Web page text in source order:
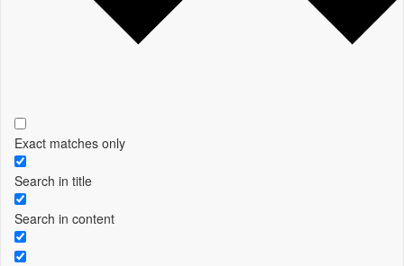
Exact matches only
Search in title
Search in content